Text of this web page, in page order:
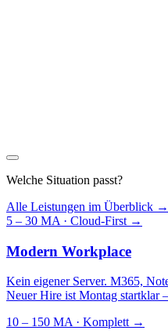
Welche Situation passt?
Alle Leistungen im Überblick →
5 – 30 MA · Cloud-First →
Modern Workplace
Kein eigener Server. M365,
Neuer Hire ist Montag startklar
10 – 150 MA · Komplett →